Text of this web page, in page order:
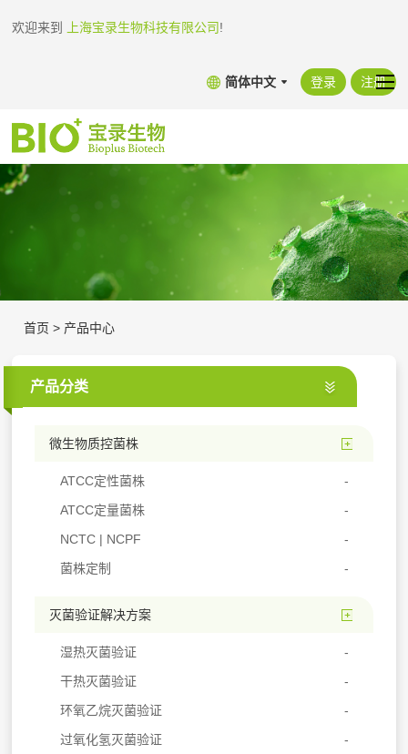
欢迎来到 上海宝录生物科技有限公司!
简体中文 登录 注册
首页 > 产品中心
产品分类
微生物质控菌株
ATCC定性菌株
ATCC定量菌株
NCTC | NCPF
菌株定制
灭菌验证解决方案
湿热灭菌验证
干热灭菌验证
环氧乙烷灭菌验证
过氧化氢灭菌验证